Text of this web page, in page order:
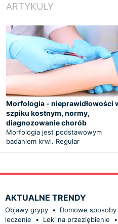
ARTYKUŁY
Morfologia - nieprawidłowości
szpiku kostnym, normy,
diagnozowanie chorób
Morfologia jest podstawowym
badaniem krwi. Regular
AKTUALNE TRENDY
Objawy grypy • Domowe
leczenie
• Leki na przeziębienie •